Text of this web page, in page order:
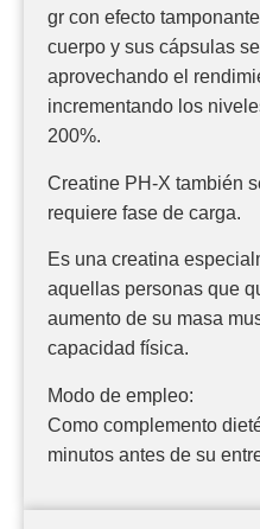
gr con efecto
cuerpo y sus cápsulas
aprovechando el
incrementando los
200%.
Creatine PH-X también
requiere fase de carga.
Es una creatina
aquellas personas que
aumento de su masa
capacidad física.
Modo de empleo:
Como complemento
minutos antes de su